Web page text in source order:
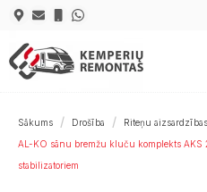
Sākums Drošība
Riteņu
AL-KO sānu bremžu kluču komplekts
stabilizatoriem